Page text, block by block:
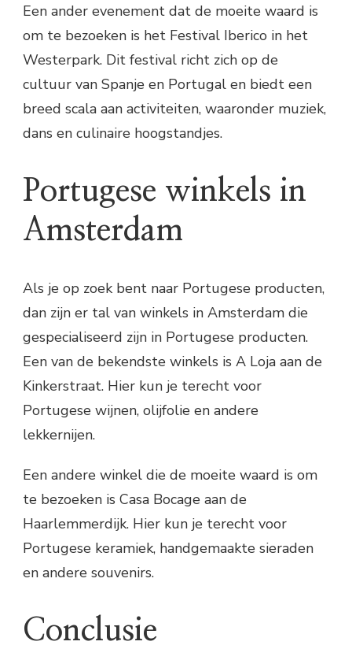
Een ander evenement dat de moeite waard is
om te bezoeken is het Festival Iberico in het
Westerpark. Dit festival richt zich op de
cultuur van Spanje en Portugal en biedt een
breed scala aan activiteiten, waaronder muziek,
dans en culinaire hoogstandjes.
Portugese winkels in
Amsterdam
Als je op zoek bent naar Portugese producten,
dan zijn er tal van winkels in Amsterdam die
gespecialiseerd zijn in Portugese producten.
Een van de bekendste winkels is A Loja aan de
Kinkerstraat. Hier kun je terecht voor
Portugese wijnen, olijfolie en andere
lekkernijen.
Een andere winkel die de moeite waard is om
te bezoeken is Casa Bocage aan de
Haarlemmerdijk. Hier kun je terecht voor
Portugese keramiek, handgemaakte sieraden
en andere souvenirs.
Conclusie